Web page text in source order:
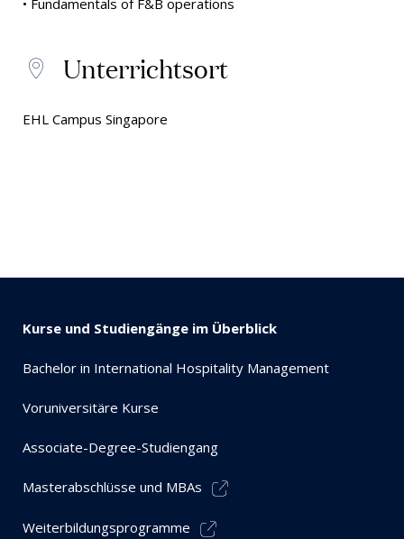
• Fundamentals of F&B operations
Unterrichtsort
EHL Campus Singapore
Kurse und Studiengänge im Überblick
Bachelor in International Hospitality Management
Voruniversitäre Kurse
Associate-Degree-Studiengang
Masterabschlüsse und MBAs
Weiterbildungsprogramme